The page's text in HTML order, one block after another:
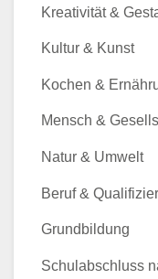
Kreativität &
Kultur & Kunst
Kochen &
Mensch &
Natur & Umwelt
Beruf &
Grundbildung
Schulabschluss